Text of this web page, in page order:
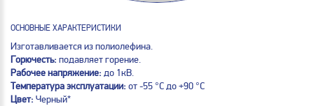
ОСНОВНЫЕ ХАРАКТЕРИСТИКИ
Изготавливается из полиолефина.
Горючесть: подавляет горение.
Рабочее напряжение: до 1кВ.
Температура эксплуатации: от -55 °С до +90 °С
Цвет: Черный*